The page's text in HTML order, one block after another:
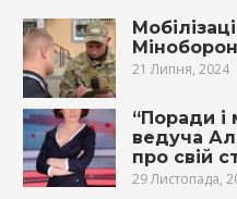
21 Липня, 2024
“Поради і
ведуча
про свій
29 Листопада,